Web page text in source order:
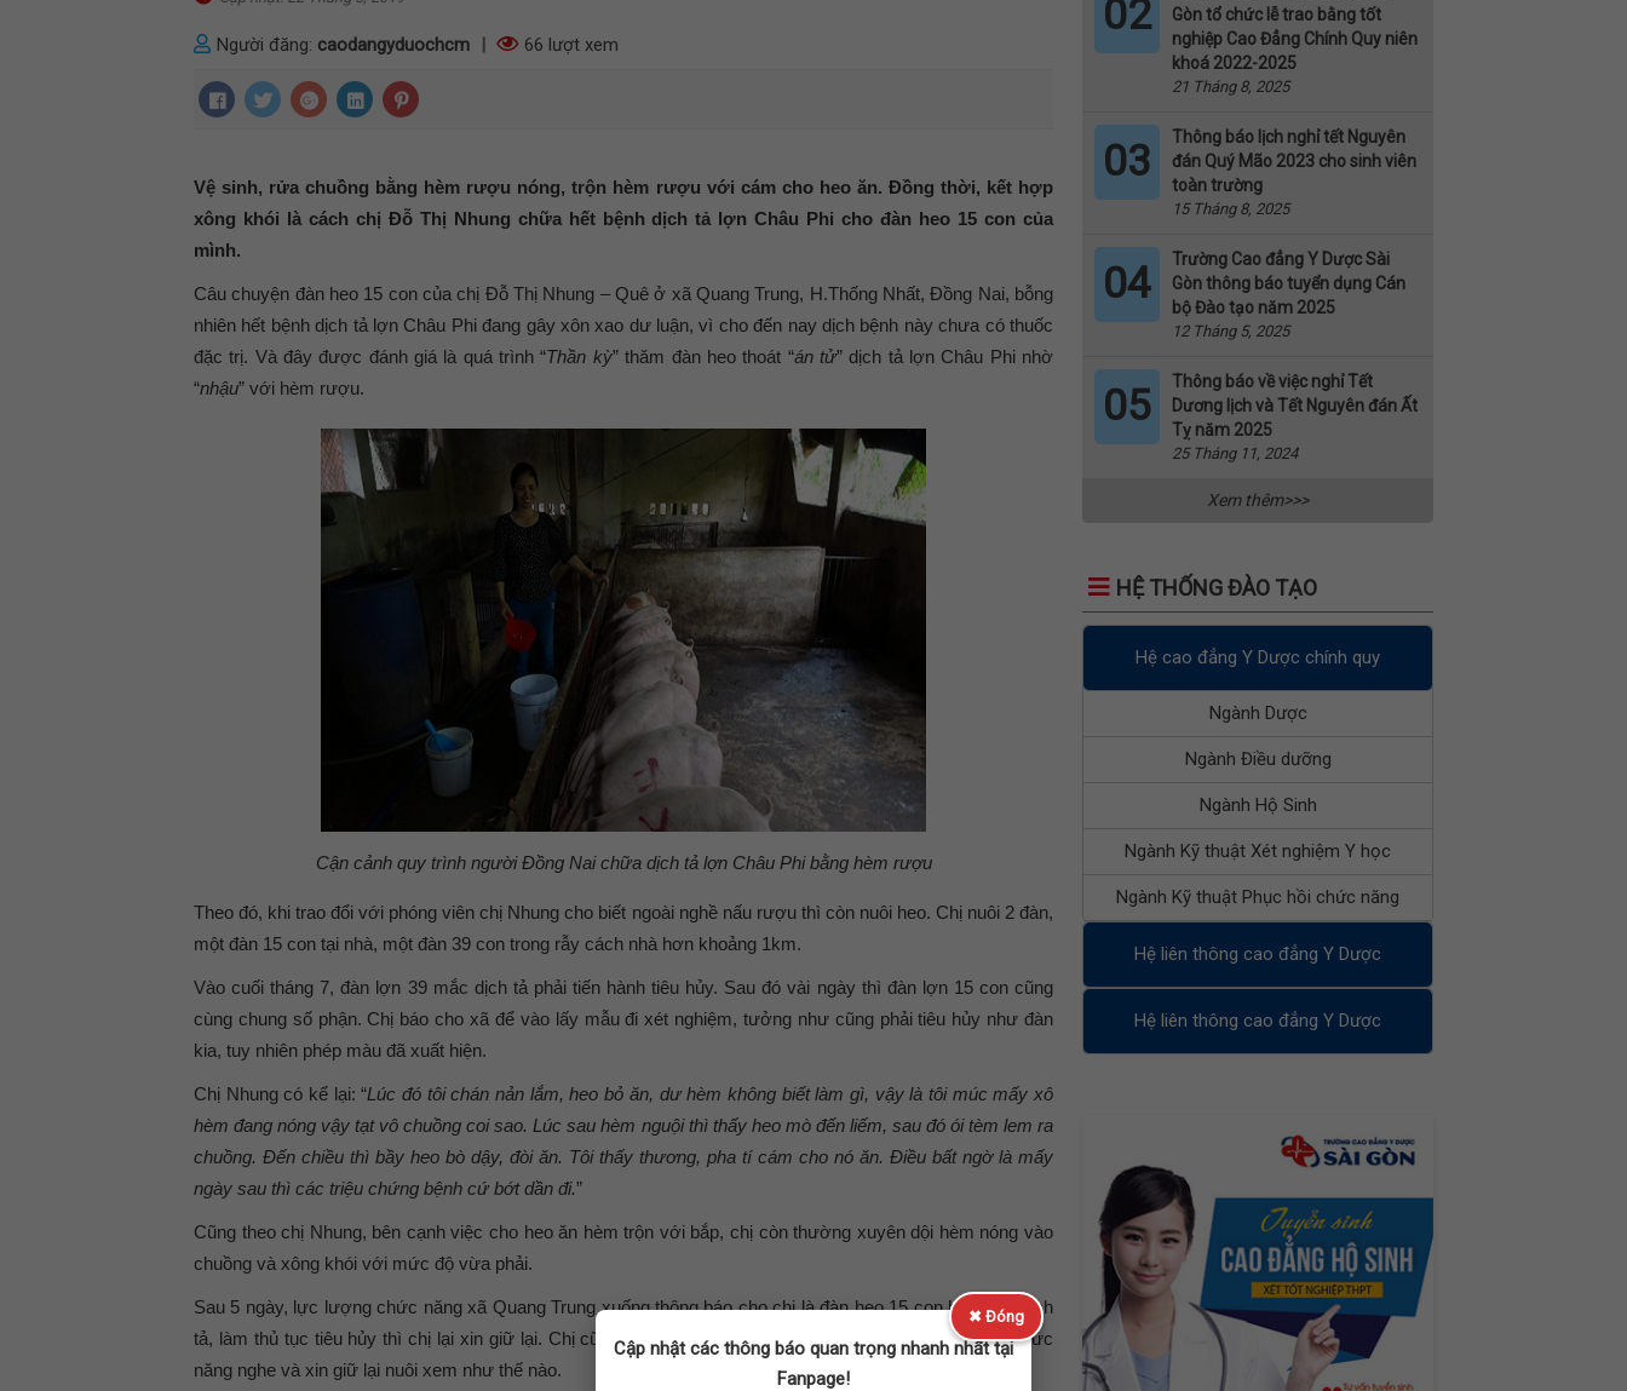
Người đăng: caodangyduochcm 66 lượt xem
Vệ sinh, rửa chuồng bằng hèm rượu nóng, trộn hèm rượu với cám cho heo ăn. Đồng thời, kết hợp
xông khói là cách chị Đỗ Thị Nhung chữa hết bệnh dịch tả lợn Châu Phi cho đàn heo 15 con của
mình.
Câu chuyện đàn heo 15 con của chị Đỗ Thị Nhung – Quê ở xã Quang Trung, H.Thống Nhất, Đồng Nai, bỗng
nhiên hết bệnh dịch tả lợn Châu Phi đang gây xôn xao dư luận, vì cho đến nay dịch bệnh này chưa có thuốc
đặc trị. Và đây được đánh giá là quá trình “Thần kỳ” thăm đàn heo thoát “án tử” dịch tả lợn Châu Phi nhờ
“nhậu” với hèm rượu.
Cận cảnh quy trình người Đồng Nai chữa dịch tả lợn Châu Phi bằng hèm rượu
Theo đó, khi trao đổi với phóng viên chị Nhung cho biết ngoài nghề nấu rượu thì còn nuôi heo. Chị nuôi 2 đàn,
một đàn 15 con tại nhà, một đàn 39 con trong rẫy cách nhà hơn khoảng 1km.
Vào cuối tháng 7, đàn lợn 39 mắc dịch tả phải tiến hành tiêu hủy. Sau đó vài ngày thì đàn lợn 15 con cũng
cùng chung số phận. Chị báo cho xã để vào lấy mẫu đi xét nghiệm, tưởng như cũng phải tiêu hủy như đàn
kia, tuy nhiên phép màu đã xuất hiện.
Chị Nhung có kể lại: “Lúc đó tôi chán nản lắm, heo bỏ ăn, dư hèm không biết làm gì, vậy là tôi múc mấy xô
hèm đang nóng vậy tạt vô chuồng coi sao. Lúc sau hèm nguội thì thấy heo mò đến liếm, sau đó ói tèm lem ra
chuồng. Đến chiều thì bầy heo bò dậy, đòi ăn. Tôi thấy thương, pha tí cám cho nó ăn. Điều bất ngờ là mấy
ngày sau thì các triệu chứng bệnh cứ bớt dần đi.”
Cũng theo chị Nhung, bên cạnh việc cho heo ăn hèm trộn với bắp, chị còn thường xuyên dội hèm nóng vào
chuồng và xông khói với mức độ vừa phải.
Sau 5 ngày, lực lượng chức năng xã Quang Trung xuống thông báo cho chị là đàn heo 15 con bị nhiễm dịch
tả, làm thủ tục tiêu hủy thì chị lại xin giữ lại. Chị cũng kể lại quá trình đàn heo hồi phục cho lực lượng chức
năng nghe và xin giữ lại nuôi xem như thế nào.
02
Gòn tổ chức lễ trao bằng tốt
nghiệp Cao Đẳng Chính Quy niên
khoá 2022-2025
21 Tháng 8, 2025
03
Thông báo lịch nghỉ tết Nguyên
đán Quý Mão 2023 cho sinh viên
toàn trường
15 Tháng 8, 2025
04
Trường Cao đẳng Y Dược Sài
Gòn thông báo tuyển dụng Cán
bộ Đào tạo năm 2025
12 Tháng 5, 2025
05
Thông báo về việc nghỉ Tết
Dương lịch và Tết Nguyên đán Ất
Tỵ năm 2025
25 Tháng 11, 2024
Xem thêm>>>
HỆ THỐNG ĐÀO TẠO
Hệ cao đẳng Y Dược chính quy
Ngành Dược
Ngành Điều dưỡng
Ngành Hộ Sinh
Ngành Kỹ thuật Xét nghiệm Y học
Ngành Kỹ thuật Phục hồi chức năng
Hệ liên thông cao đẳng Y Dược
Hệ liên thông cao đẳng Y Dược
✖ Đóng
Cập nhật các thông báo quan trọng nhanh nhất tại
Fanpage!